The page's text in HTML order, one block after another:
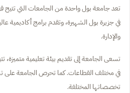
تعد جامعة بول واحدة من الجامعات التي تتيح
في جزيرة بول الشهيرة، وتقدم برامج أكاديمية
والإدارة.
تسعى الجامعة إلى تقديم بيئة تعليمية
في مختلف القطاعات. كما تحرص الجامعة على
تخصصاتها المختلفة.